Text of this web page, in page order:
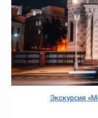
Экскурсия